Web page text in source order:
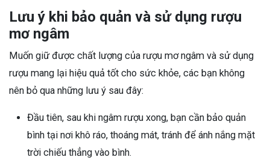
Lưu ý khi bảo quản và sử dụng rượu
mơ ngâm
Muốn giữ được chất lượng của rượu mơ ngâm và sử dụng
rượu mang lại hiệu quả tốt cho sức khỏe, các bạn không
nên bỏ qua những lưu ý sau đây:
Đầu tiên, sau khi ngâm rượu xong, bạn cần bảo quản
bình tại nơi khô ráo, thoáng mát, tránh để ánh nắng mặt
trời chiếu thẳng vào bình.